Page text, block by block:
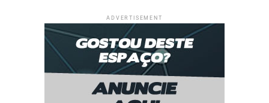
ADVERTISEMENT